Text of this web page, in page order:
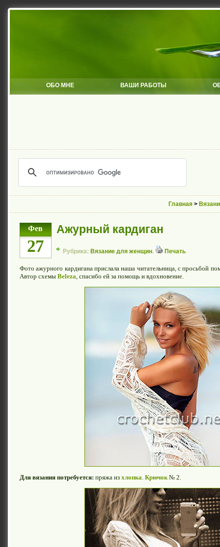
ОБО МНЕ ВАШИ РАБОТЫ
Главная >
Фев
27
Ажурный кардиган
Рубрика: Вязание для женщин. Печать
Фото ажурного кардигана прислала наша читательница, с просьбой
Автор схемы Beleza, спасибо ей за помощь и вдохновение.
Для вязания потребуется: пряжа из хлопка Крючок № 2.